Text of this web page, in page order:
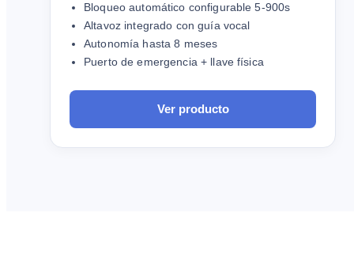
Bloqueo automático configurable 5-900s
Altavoz integrado con guía vocal
Autonomía hasta 8 meses
Puerto de emergencia + llave física
Ver producto